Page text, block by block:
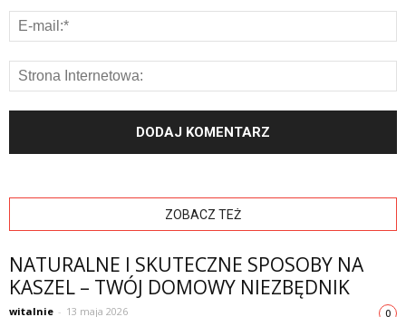
ZOBACZ TEŻ
NATURALNE I SKUTECZNE SPOSOBY NA
KASZEL – TWÓJ DOMOWY NIEZBĘDNIK
witalnie - 13 maja 2026 0